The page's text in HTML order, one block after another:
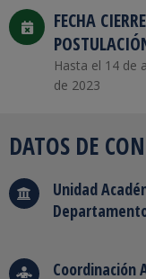
FECHA CIERRE
Hasta el 14 de
de 2023
DATOS DE
Unidad
Coordinación